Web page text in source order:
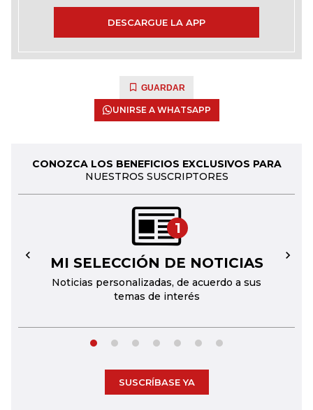
DESCARGUE LA APP
GUARDAR
UNIRSE A WHATSAPP
CONOZCA LOS BENEFICIOS EXCLUSIVOS PARA
NUESTROS SUSCRIPTORES
1
MI SELECCIÓN DE NOTICIAS
Noticias personalizadas, de acuerdo a sus
temas de interés
← →
SUSCRÍBASE YA